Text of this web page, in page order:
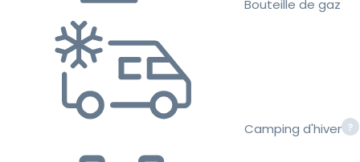
Bouteille de gaz
Camping d'hiver